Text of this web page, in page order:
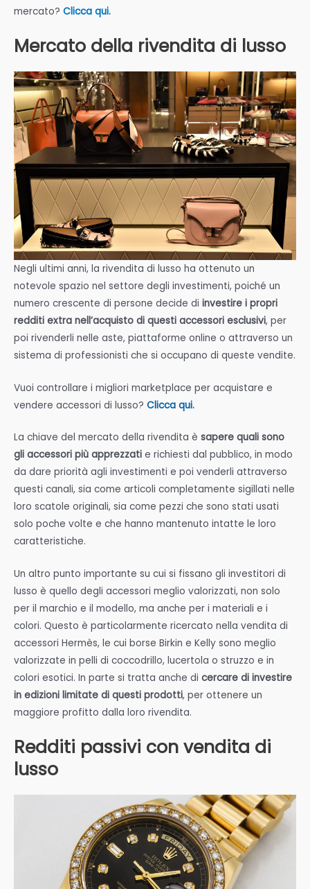
mercato? Clicca qui.
Mercato della rivendita di lusso
Negli ultimi anni, la rivendita di lusso ha ottenuto un
notevole spazio nel settore degli investimenti, poiché un
numero crescente di persone decide di investire i propri
redditi extra nell’acquisto di questi accessori esclusivi, per
poi rivenderli nelle aste, piattaforme online o attraverso un
sistema di professionisti che si occupano di queste vendite.
Vuoi controllare i migliori marketplace per acquistare e
vendere accessori di lusso? Clicca qui.
La chiave del mercato della rivendita è sapere quali sono
gli accessori più apprezzati e richiesti dal pubblico, in modo
da dare priorità agli investimenti e poi venderli attraverso
questi canali, sia come articoli completamente sigillati nelle
loro scatole originali, sia come pezzi che sono stati usati
solo poche volte e che hanno mantenuto intatte le loro
caratteristiche.
Un altro punto importante su cui si fissano gli investitori di
lusso è quello degli accessori meglio valorizzati, non solo
per il marchio e il modello, ma anche per i materiali e i
colori. Questo è particolarmente ricercato nella vendita di
accessori Hermès, le cui borse Birkin e Kelly sono meglio
valorizzate in pelli di coccodrillo, lucertola o struzzo e in
colori esotici. In parte si tratta anche di cercare di investire
in edizioni limitate di questi prodotti, per ottenere un
maggiore profitto dalla loro rivendita.
Redditi passivi con vendita di
lusso